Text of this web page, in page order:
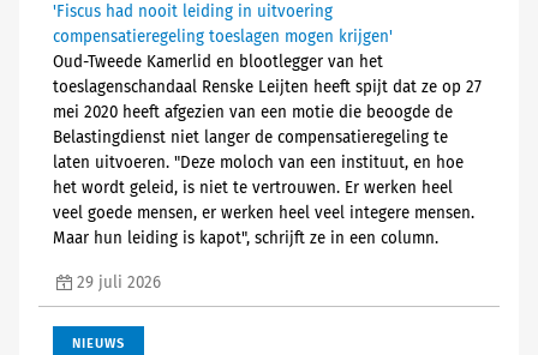
'Fiscus had nooit leiding in uitvoering
compensatieregeling toeslagen mogen krijgen'
Oud-Tweede Kamerlid en blootlegger van het
toeslagenschandaal Renske Leijten heeft spijt dat ze op 27
mei 2020 heeft afgezien van een motie die beoogde de
Belastingdienst niet langer de compensatieregeling te
laten uitvoeren. "Deze moloch van een instituut, en hoe
het wordt geleid, is niet te vertrouwen. Er werken heel
veel goede mensen, er werken heel veel integere mensen.
Maar hun leiding is kapot", schrijft ze in een column.
29 juli 2026
NIEUWS